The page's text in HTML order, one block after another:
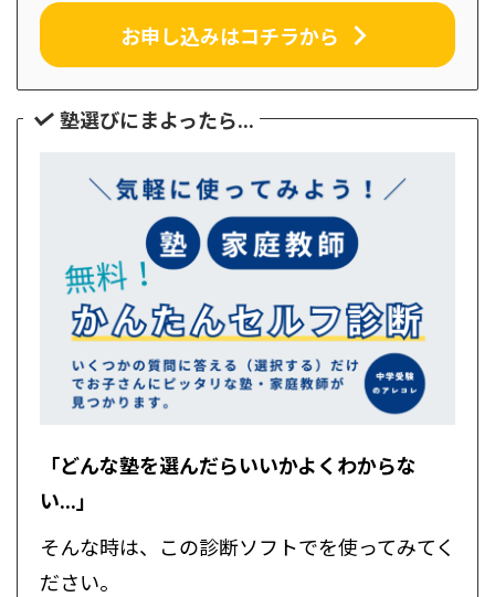
お申し込みはコチラから
塾選びにまよったら...
「どんな塾を選んだらいいかよくわからな
い...」
そんな時は、この診断ソフトでを使ってみてく
ださい。